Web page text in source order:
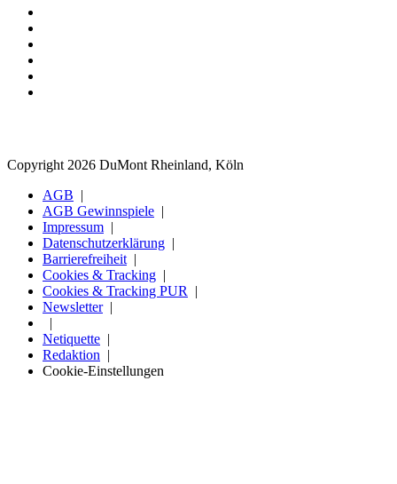
Copyright 2026 DuMont Rheinland, Köln
AGB
AGB Gewinnspiele
Impressum
Datenschutzerklärung
Barrierefreiheit
Cookies & Tracking
Cookies & Tracking PUR
Newsletter
Netiquette
Redaktion
Cookie-Einstellungen